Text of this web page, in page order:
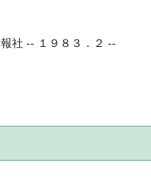
社 -- １９８３．２ --